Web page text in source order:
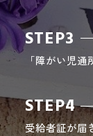
STEP3
「障がい児
STEP4
受給者証が届